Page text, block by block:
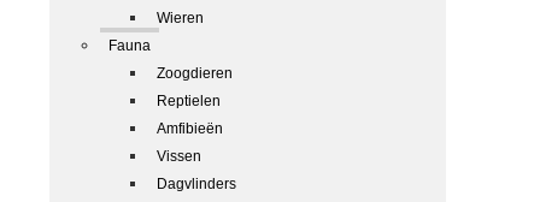
Wieren
Fauna
Zoogdieren
Reptielen
Amfibieën
Vissen
Dagvlinders